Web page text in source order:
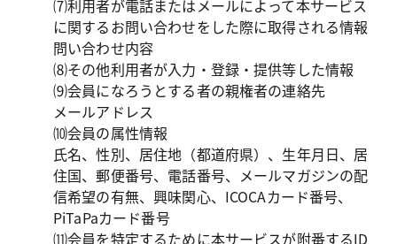
⑺利用者が電話またはメールによって本サービス
に関するお問い合わせをした際に取得される情報
問い合わせ内容
⑻その他利用者が入力・登録・提供等した情報
⑼会員になろうとする者の親権者の連絡先
メールアドレス
⑽会員の属性情報
氏名、性別、居住地（都道府県）、生年月日、居
住国、郵便番号、電話番号、メールマガジンの配
信希望の有無、興味関心、ICOCAカード番号、
PiTaPaカード番号
⑾会員を特定するために本サービスが附番するID